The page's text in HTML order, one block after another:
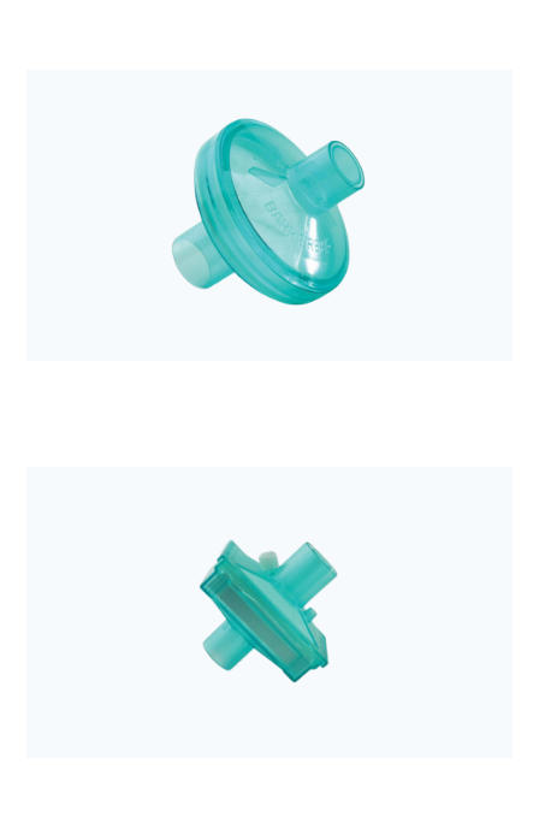
Anestezjologia i aparatura medyczna
Łącznik karbowany DAR z kominkiem 10cm 15M
Anestezjologia i aparatura medyczna
Filtr elektrostatyczny Barrierbac S